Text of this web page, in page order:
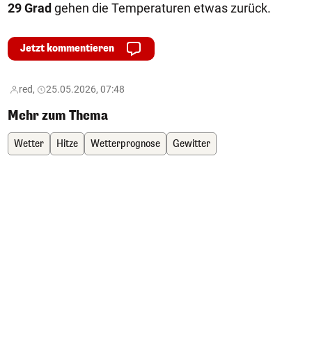
29 Gradgehen die Temperaturen etwas zurück.
Jetzt kommentieren
red, 25.05.2026, 07:48
Mehr zum Thema
Wetter Hitze Wetterprognose Gewitter